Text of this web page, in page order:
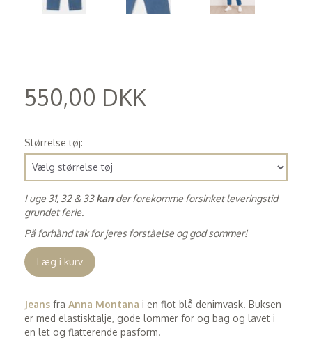
550,00 DKK
Størrelse tøj:
I uge 31, 32 & 33kan der forekomme forsinket leveringstid
grundet ferie.
På forhånd tak for jeres forståelse og god sommer!
Læg i kurv
Jeans fra Anna Montana i en flot blå denimvask. Buksen
er med elastisktalje, gode lommer for og bag og lavet i
en let og flatterende pasform.